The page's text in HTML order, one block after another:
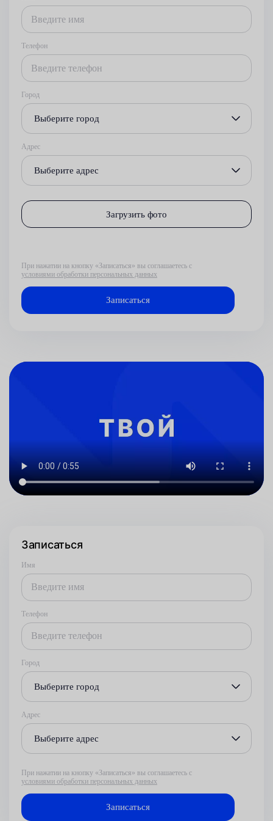
Телефон
Город
Выберите город
Адрес
Выберите адрес
Загрузить фото
При нажатии на кнопку «Записаться» вы соглашаетесь с
условиями обработки персональных данных
Записаться
Имя
Телефон
Город
Выберите город
Адрес
Выберите адрес
При нажатии на кнопку «Записаться» вы соглашаетесь с
условиями обработки персональных данных